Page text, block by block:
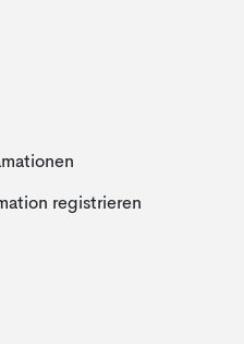
registrieren